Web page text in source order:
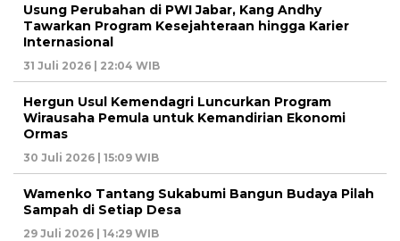
Usung Perubahan di PWI Jabar, Kang Andhy
Tawarkan Program Kesejahteraan hingga Karier
Internasional
31 Juli 2026 | 22:04 WIB
Hergun Usul Kemendagri Luncurkan Program
Wirausaha Pemula untuk Kemandirian Ekonomi
Ormas
30 Juli 2026 | 15:09 WIB
Wamenko Tantang Sukabumi Bangun Budaya Pilah
Sampah di Setiap Desa
29 Juli 2026 | 14:29 WIB